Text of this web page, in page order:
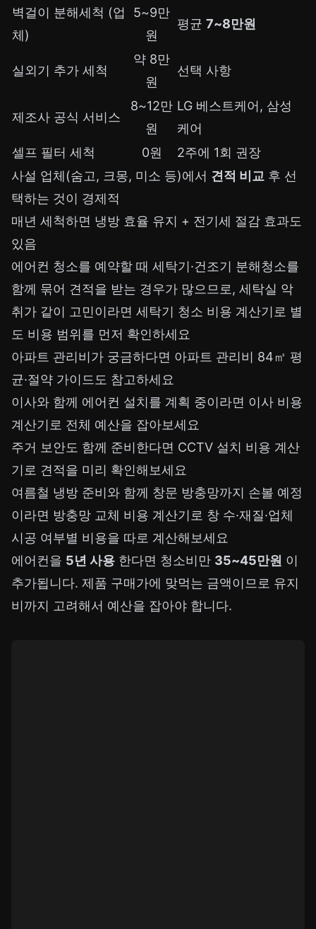
벽걸이 분해세척 (업
체)
5~9만
원
평균 7~8만원
실외기 추가 세척
약 8만
원
선택 사항
제조사 공식 서비스
8~12만
원
LG 베스트케어, 삼성
케어
셀프 필터 세척
0원
2주에 1회 권장
사설 업체(숨고, 크몽, 미소 등)에서 견적 비교 후 선
택하는 것이 경제적
매년 세척하면 냉방 효율 유지 + 전기세 절감 효과도
있음
에어컨 청소를 예약할 때 세탁기·건조기 분해청소를
함께 묶어 견적을 받는 경우가 많으므로, 세탁실 악
취가 같이 고민이라면 세탁기 청소 비용 계산기로 별
도 비용 범위를 먼저 확인하세요
아파트 관리비가 궁금하다면 아파트 관리비 84㎡ 평
균·절약 가이드도 참고하세요
이사와 함께 에어컨 설치를 계획 중이라면 이사 비용
계산기로 전체 예산을 잡아보세요
주거 보안도 함께 준비한다면 CCTV 설치 비용 계산
기로 견적을 미리 확인해보세요
여름철 냉방 준비와 함께 창문 방충망까지 손볼 예정
이라면 방충망 교체 비용 계산기로 창 수·재질·업체
시공 여부별 비용을 따로 계산해보세요
에어컨을 5년 사용 한다면 청소비만 35~45만원 이
추가됩니다. 제품 구매가에 맞먹는 금액이므로 유지
비까지 고려해서 예산을 잡아야 합니다.